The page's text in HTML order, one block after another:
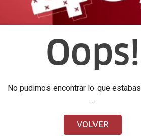
Oops!
No pudimos encontrar lo que
...
VOLVER